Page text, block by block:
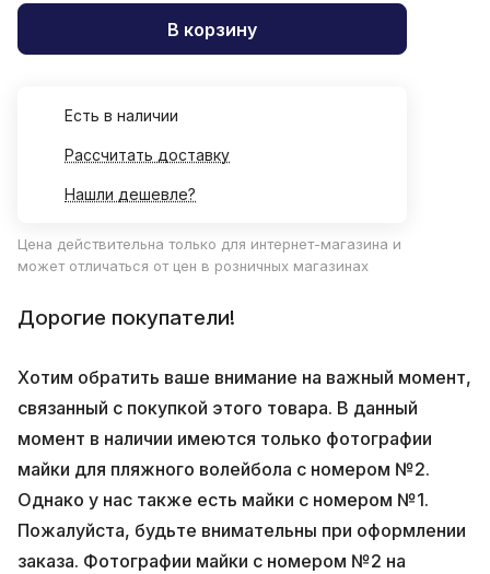
В корзину
Есть в наличии
Рассчитать доставку
Нашли дешевле?
Цена действительна только для интернет-магазина и
может отличаться от цен в розничных магазинах
Дорогие покупатели!
Хотим обратить ваше внимание на важный момент,
связанный с покупкой этого товара. В данный
момент в наличии имеются только фотографии
майки для пляжного волейбола с номером №2.
Однако у нас также есть майки с номером №1.
Пожалуйста, будьте внимательны при оформлении
заказа. Фотографии майки с номером №2 на